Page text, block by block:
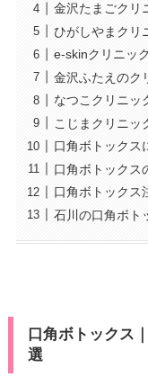
金沢たまごク
ひがしやまクリ
e-skinクリニッ
金沢ふたえのク
なつこクリニッ
こじまクリニッ
口角ボトックス
口角ボトックス
口角ボトックス
石川の口角ボト
口角ボトックス
選